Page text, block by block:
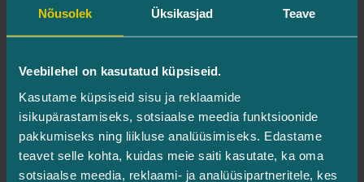
Nõusolek Üksikasjad Teave
Veebilehel on kasutatud küpsiseid.
Kasutame küpsiseid sisu ja reklaamide
isikupärastamiseks, sotsiaalse meedia funktsioonide
pakkumiseks ning liikluse analüüsimiseks. Edastame
teavet selle kohta, kuidas meie saiti kasutate, ka oma
sotsiaalse meedia, reklaami- ja analüüsipartneritele, kes